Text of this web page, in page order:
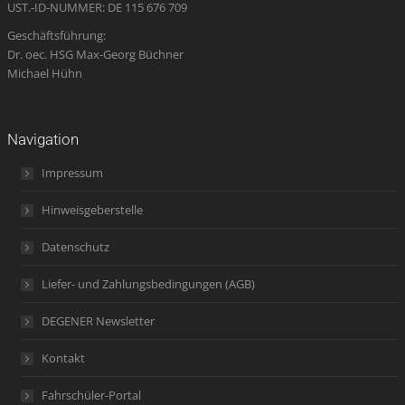
UST.-ID-NUMMER: DE 115 676 709
Geschäftsführung:
Dr. oec. HSG Max-Georg Büchner
Michael Hühn
Navigation
Impressum
Hinweisgeberstelle
Datenschutz
Liefer- und Zahlungsbedingungen (AGB)
DEGENER Newsletter
Kontakt
Fahrschüler-Portal